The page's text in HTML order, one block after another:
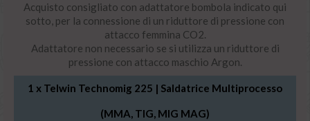
Acquisto consigliato con adattatore bombola indicato qui
sotto, per la connessione di un riduttore di pressione con
attacco femmina CO2.
Adattatore non necessario se si utilizza un riduttore di
pressione con attacco maschio Argon.
1 x Telwin Technomig 225 | Saldatrice Multiprocesso
(MMA, TIG, MIG MAG)